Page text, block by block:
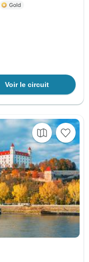
Voir le circuit